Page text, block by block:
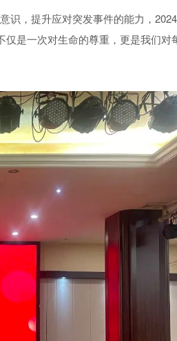
识，提升应对突发事件的能力，2024
是一次对生命的尊重，更是我们对